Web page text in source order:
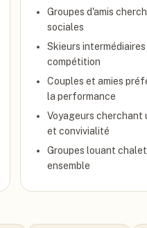
Groupes d'amis
sociales
Skieurs
compétition
Couples et amies
la performance
Voyageurs cherchant
et convivialité
Groupes louant
ensemble